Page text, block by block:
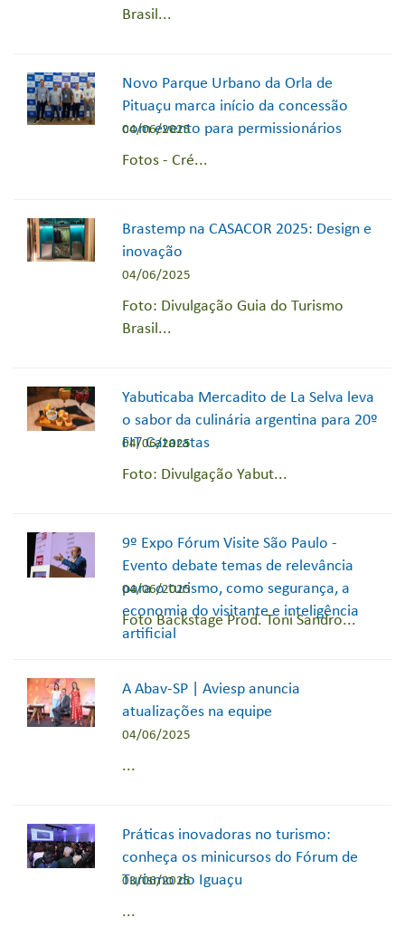
Brasil...
Novo Parque Urbano da Orla de
Pituaçu marca início da concessão
com evento para permissionários
04/06/2025
Fotos - Cré...
Brastemp na CASACOR 2025: Design e
inovação
04/06/2025
Foto: Divulgação Guia do Turismo
Brasil...
Yabuticaba Mercadito de La Selva leva
o sabor da culinária argentina para 20º
FIT Cataratas
04/06/2025
Foto: Divulgação Yabut...
9º Expo Fórum Visite São Paulo -
Evento debate temas de relevância
para o turismo, como segurança, a
economia do visitante e inteligência
artificial
04/06/2025
Foto Backstage Prod. Toni Sandro...
A Abav-SP | Aviesp anuncia
atualizações na equipe
04/06/2025
...
Práticas inovadoras no turismo:
conheça os minicursos do Fórum de
Turismo do Iguaçu
03/06/2025
...